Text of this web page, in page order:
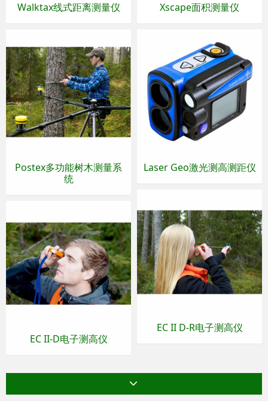
Walktax线式距离测量仪 Xscape面积测量仪
Postex多功能树木测量系
统
Laser Geo激光测高测距仪
EC II D-R电子测高仪
EC II-D电子测高仪